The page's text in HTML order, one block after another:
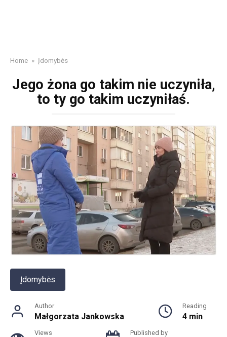
Home » Įdomybės
Jego żona go takim nie uczyniła,
to ty go takim uczyniłaś.
Įdomybės
Author
Małgorzata Jankowska
Reading
4 min
Views Published by